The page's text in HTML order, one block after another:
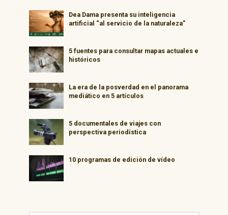
Dea Dama presenta su inteligencia
artificial “al servicio de la naturaleza”
5 fuentes para consultar mapas actuales e
históricos
La era de la posverdad en el panorama
mediático en 5 artículos
5 documentales de viajes con
perspectiva periodística
10 programas de edición de vídeo